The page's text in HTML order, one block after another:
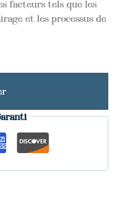
facteurs tels que les
et les processus de